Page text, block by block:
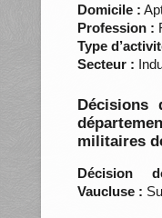
Domicile :
Profession :
Type
Secteur :
Décisions
militaires
Décision
Vaucluse :